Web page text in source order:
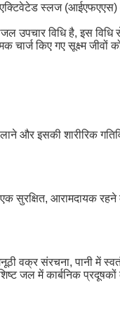
स्लज (आईएफएएस)
विधि है, इस विधि
चार्ज किए गए सूक्ष्म
और इसकी शारीरिक
आरामदायक रहने
वक्र संरचना, पानी में
जल में कार्बनिक प्रदूषकों